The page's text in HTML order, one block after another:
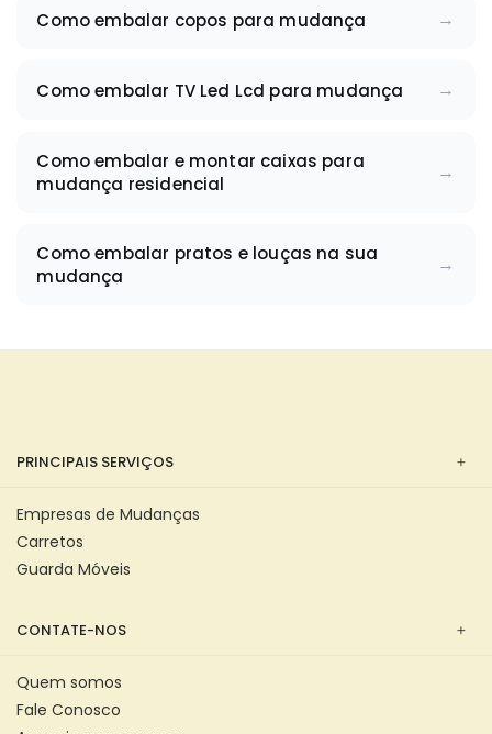
Como embalar copos para mudança
Como embalar TV Led Lcd para mudança
Como embalar e montar caixas para
mudança residencial
Como embalar pratos e louças na sua
mudança
PRINCIPAIS SERVIÇOS
Empresas de Mudanças
Carretos
Guarda Móveis
CONTATE-NOS
Quem somos
Fale Conosco